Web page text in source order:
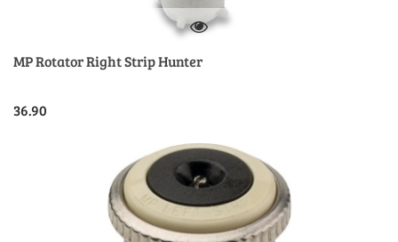
MP Rotator Right Strip Hunter
36.90